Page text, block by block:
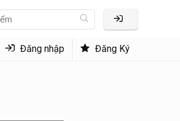
Đăng nhập Đăng Ký